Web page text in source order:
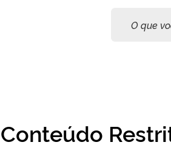
Conteúdo